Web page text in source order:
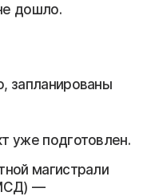
дошло.
запланированы
уже подготовлен.
магистрали
—